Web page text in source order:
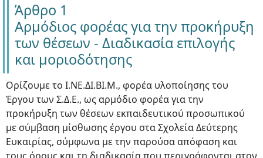
Άρθρο 1
Αρμόδιος φορέας για την προκήρυξη
των θέσεων - Διαδικασία επιλογής
και μοριοδότησης
Ορίζουμε το Ι.ΝΕ.ΔΙ.ΒΙ.Μ., φορέα υλοποίησης του
Έργου των Σ.Δ.Ε., ως αρμόδιο φορέα για την
προκήρυξη των θέσεων εκπαιδευτικού προσωπικού
με σύμβαση μίσθωσης έργου στα Σχολεία Δεύτερης
Ευκαιρίας, σύμφωνα με την παρούσα απόφαση και